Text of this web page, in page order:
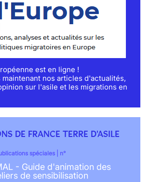
est en ligne !
maintenant nos articles d'actualités,
sur l'asile et les migrations en
DE FRANCE TERRE D'ASILE
spéciales | n°
- Guide d'animation des
de sensibilisation